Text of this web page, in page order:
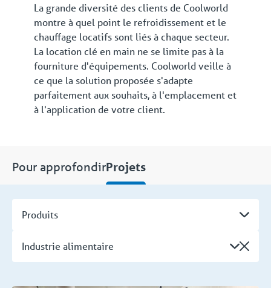
La grande diversité des clients de Coolworld
montre à quel point le refroidissement et le
chauffage locatifs sont liés à chaque secteur.
La location clé en main ne se limite pas à la
fourniture d'équipements. Coolworld veille à
ce que la solution proposée s'adapte
parfaitement aux souhaits, à l'emplacement et
à l'application de votre client.
Pour approfondirProjets
Produits
Industrie alimentaire